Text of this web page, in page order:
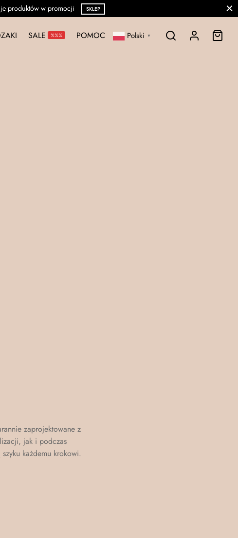
SKLEP
SALE %%% POMOC Polski ▼
zaprojektowane z
jak i podczas
każdemu krokowi.